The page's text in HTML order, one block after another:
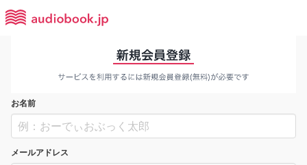
お名前
メールアドレス